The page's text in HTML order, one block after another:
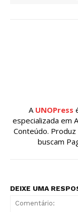
A UNOPress
especializada em
Conteúdo.
buscam
DEIXE UMA